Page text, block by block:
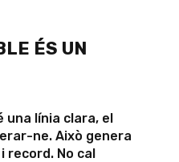
ÉS UN
una línia clara, el
ne. Això genera
No cal